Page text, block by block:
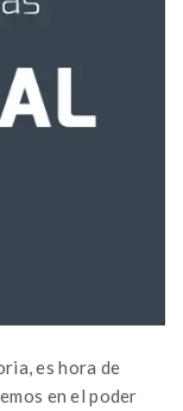
es hora de
en el poder